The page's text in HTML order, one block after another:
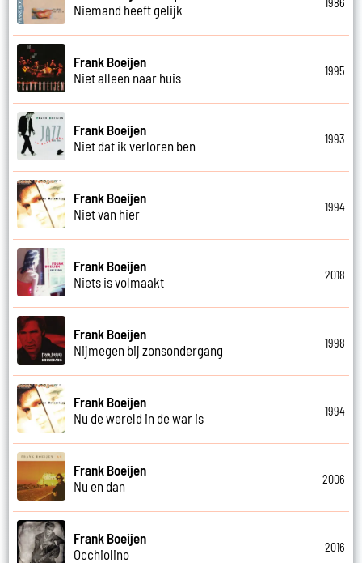
Niemand heeft gelijk
Frank Boeijen
Niet alleen naar huis
1995
Frank Boeijen
Niet dat ik verloren ben
1993
Frank Boeijen
Niet van hier
1994
Frank Boeijen
Niets is volmaakt
2018
Frank Boeijen
Nijmegen bij zonsondergang
1998
Frank Boeijen
Nu de wereld in de war is
1994
Frank Boeijen
Nu en dan
2006
Frank Boeijen
Occhiolino
2016